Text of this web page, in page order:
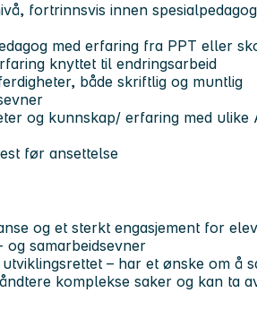
fortrinnsvis innen
med erfaring fra PPT eller
knyttet til endringsarbeid
både skriftlig og muntlig
og kunnskap/ erfaring med ulike
før ansettelse
og et sterkt engasjement for
og samarbeidsevner
– har et ønske om å
komplekse saker og kan ta